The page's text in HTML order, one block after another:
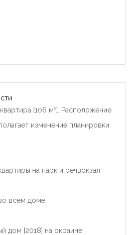
[106 м²]. Расположение
изменение планировки
на парк и речвокзал
всем доме.
дом [2018] на окраине